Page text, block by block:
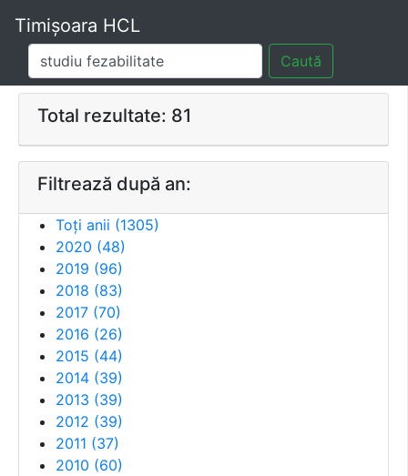
Timișoara HCL
Caută
Total rezultate: 81
Filtrează după an:
Toți anii (1305)
2020 (48)
2019 (96)
2018 (83)
2017 (70)
2016 (26)
2015 (44)
2014 (39)
2013 (39)
2012 (39)
2011 (37)
2010 (60)